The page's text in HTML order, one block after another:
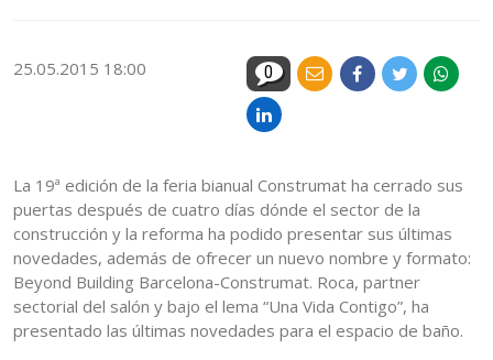
25.05.2015 18:00 0
La 19ª edición de la feria bianual Construmat ha cerrado sus
puertas después de cuatro días dónde el sector de la
construcción y la reforma ha podido presentar sus últimas
novedades, además de ofrecer un nuevo nombre y formato:
Beyond Building Barcelona-Construmat. Roca, partner
sectorial del salón y bajo el lema “Una Vida Contigo”, ha
presentado las últimas novedades para el espacio de baño.